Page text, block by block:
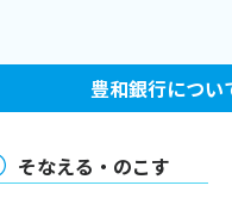
豊和銀行につい
そなえる・のこす